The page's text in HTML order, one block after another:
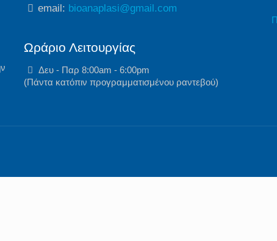
email: bioanaplasi@gmail.com
Ωράριο Λειτουργίας
Δευ - Παρ 8:00am - 6:00pm
(Πάντα κατόπιν προγραμματισμένου ραντεβού)